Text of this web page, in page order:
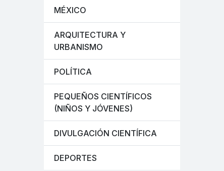
MÉXICO
ARQUITECTURA Y
URBANISMO
POLÍTICA
PEQUEÑOS CIENTÍFICOS
(NIÑOS Y JÓVENES)
DIVULGACIÓN CIENTÍFICA
DEPORTES